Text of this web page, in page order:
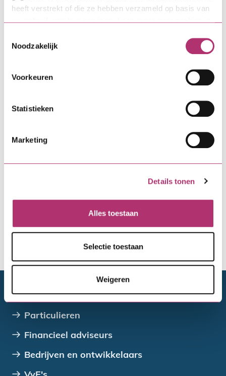
heeft verstrekt of die ze hebben verzameld op basis van
uw gebruik van hun services. Lees meer over cookies in
Noodzakelijk
Voorkeuren
Statistieken
Marketing
Details tonen
Alles toestaan
Selectie toestaan
Weigeren
Bouwdepot
Hertoets
De toewijzing van de gemeente
Doelgroepen
Particulieren
Financieel adviseurs
Bedrijven en ontwikkelaars